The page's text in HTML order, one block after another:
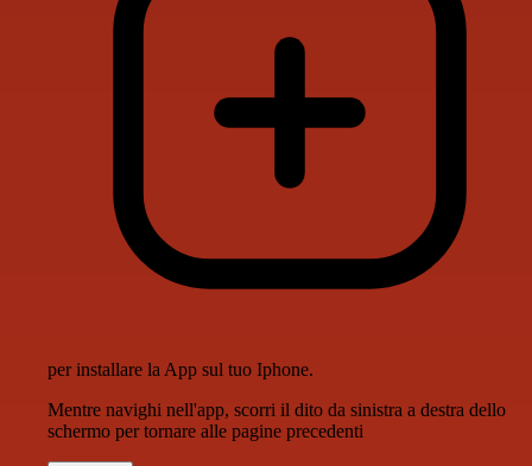
per installare la App sul tuo Iphone.
Mentre navighi nell'app, scorri il dito da sinistra a destra dello
schermo per tornare alle pagine precedenti